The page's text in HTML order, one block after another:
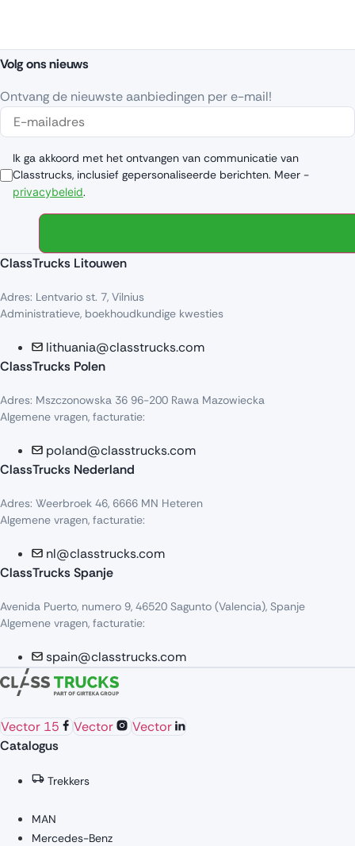
Volg ons nieuws
Ontvang de nieuwste aanbiedingen per e-mail!
Ik ga akkoord met het ontvangen van communicatie van
Classtrucks, inclusief gepersonaliseerde berichten. Meer -
privacybeleid.
ClassTrucks Litouwen
Adres: Lentvario st. 7, Vilnius
Administratieve, boekhoudkundige kwesties
lithuania@classtrucks.com
ClassTrucks Polen
Adres: Mszczonowska 36 96-200 Rawa Mazowiecka
Algemene vragen, facturatie:
poland@classtrucks.com
ClassTrucks Nederland
Adres: Weerbroek 46, 6666 MN Heteren
Algemene vragen, facturatie:
nl@classtrucks.com
ClassTrucks Spanje
Avenida Puerto, numero 9, 46520 Sagunto (Valencia), Spanje
Algemene vragen, facturatie:
spain@classtrucks.com
Vector 15 Vector
Vector
Catalogus
Trekkers
MAN
Mercedes-Benz